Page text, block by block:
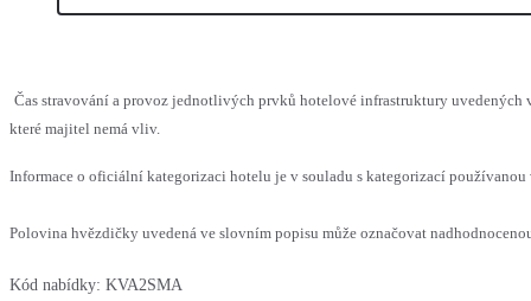
Čas stravování a provoz jednotlivých prvků hotelové infrastruktury uvedených
které majitel nemá vliv.
Informace o oficiální kategorizaci hotelu je v souladu s kategorizací
Polovina hvězdičky uvedená ve slovním popisu může označovat
Kód nabídky: KVA2SMA